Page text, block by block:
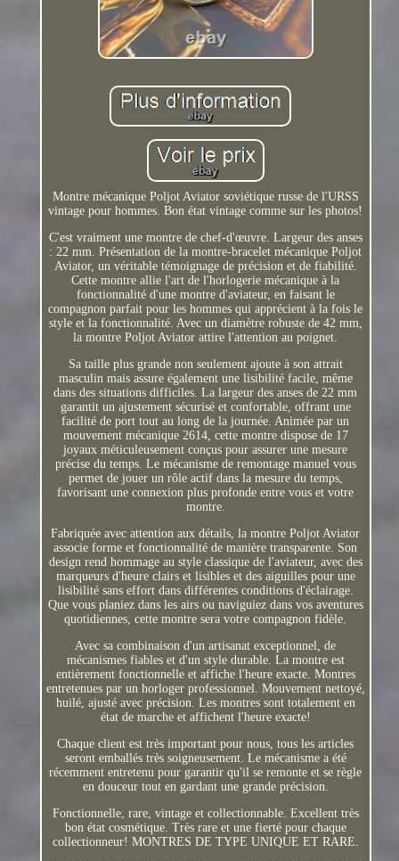
Montre mécanique Poljot Aviator soviétique russe de l'URSS
vintage pour hommes. Bon état vintage comme sur les photos!
C'est vraiment une montre de chef-d'œuvre. Largeur des anses
: 22 mm. Présentation de la montre-bracelet mécanique Poljot
Aviator, un véritable témoignage de précision et de fiabilité.
Cette montre allie l'art de l'horlogerie mécanique à la
fonctionnalité d'une montre d'aviateur, en faisant le
compagnon parfait pour les hommes qui apprécient à la fois le
style et la fonctionnalité. Avec un diamètre robuste de 42 mm,
la montre Poljot Aviator attire l'attention au poignet.
Sa taille plus grande non seulement ajoute à son attrait
masculin mais assure également une lisibilité facile, même
dans des situations difficiles. La largeur des anses de 22 mm
garantit un ajustement sécurisé et confortable, offrant une
facilité de port tout au long de la journée. Animée par un
mouvement mécanique 2614, cette montre dispose de 17
joyaux méticuleusement conçus pour assurer une mesure
précise du temps. Le mécanisme de remontage manuel vous
permet de jouer un rôle actif dans la mesure du temps,
favorisant une connexion plus profonde entre vous et votre
montre.
Fabriquée avec attention aux détails, la montre Poljot Aviator
associe forme et fonctionnalité de manière transparente. Son
design rend hommage au style classique de l'aviateur, avec des
marqueurs d'heure clairs et lisibles et des aiguilles pour une
lisibilité sans effort dans différentes conditions d'éclairage.
Que vous planiez dans les airs ou naviguiez dans vos aventures
quotidiennes, cette montre sera votre compagnon fidèle.
Avec sa combinaison d'un artisanat exceptionnel, de
mécanismes fiables et d'un style durable. La montre est
entièrement fonctionnelle et affiche l'heure exacte. Montres
entretenues par un horloger professionnel. Mouvement nettoyé,
huilé, ajusté avec précision. Les montres sont totalement en
état de marche et affichent l'heure exacte!
Chaque client est très important pour nous, tous les articles
seront emballés très soigneusement. Le mécanisme a été
récemment entretenu pour garantir qu'il se remonte et se règle
en douceur tout en gardant une grande précision.
Fonctionnelle, rare, vintage et collectionnable. Excellent très
bon état cosmétique. Très rare et une fierté pour chaque
collectionneur! MONTRES DE TYPE UNIQUE ET RARE.